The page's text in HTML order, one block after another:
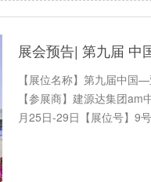
【展位名称】第九届中国
【参展商】建源达集团
月25日-29日【展位号】9